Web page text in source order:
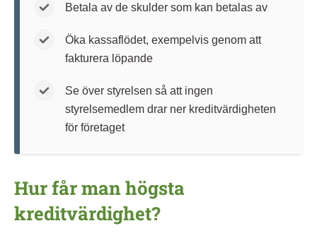
Betala av de skulder som kan betalas av
Öka kassaflödet, exempelvis genom att
fakturera löpande
Se över styrelsen så att ingen
styrelsemedlem drar ner kreditvärdigheten
för företaget
Hur får man högsta
kreditvärdighet?